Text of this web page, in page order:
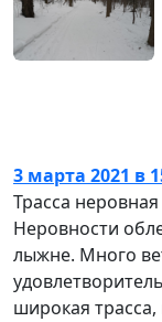
3 марта 2021 в
Трасса
Неровности
лыжне. Много
широкая